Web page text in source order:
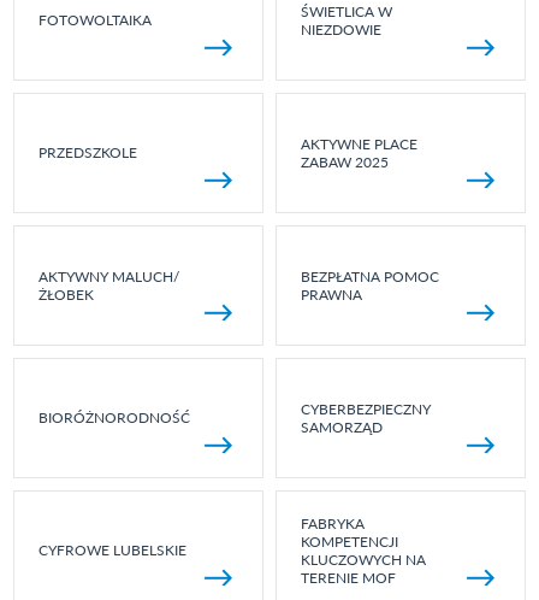
FOTOWOLTAIKA
ŚWIETLICA W
NIEZDOWIE
PRZEDSZKOLE
AKTYWNE PLACE
ZABAW 2025
AKTYWNY MALUCH/
ŻŁOBEK
BEZPŁATNA POMOC
PRAWNA
BIORÓŻNORODNOŚĆ
CYBERBEZPIECZNY
SAMORZĄD
CYFROWE LUBELSKIE
FABRYKA
KOMPETENCJI
KLUCZOWYCH NA
TERENIE MOF